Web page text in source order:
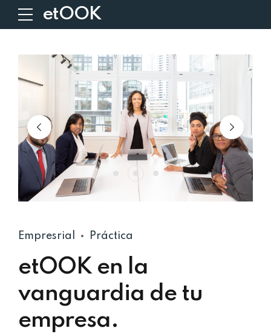
etOOK
Empresrial Práctica
etOOK en la
vanguardia de tu
empresa.